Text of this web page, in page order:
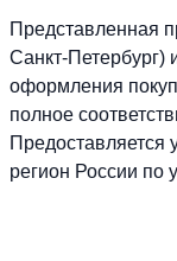
Представленная
Санкт-Петербург)
оформления
полное
Предоставляется
регион России по